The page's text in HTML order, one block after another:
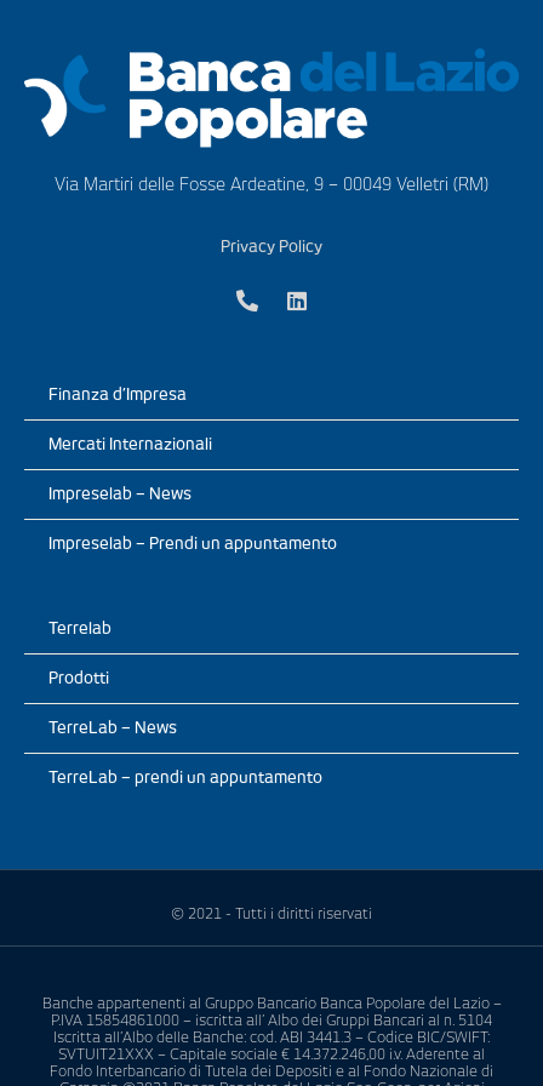
Via Martiri delle Fosse Ardeatine, 9 – 00049 Velletri (RM)
Privacy Policy
Finanza d’Impresa
Mercati Internazionali
Impreselab – News
Impreselab – Prendi un appuntamento
Terrelab
Prodotti
TerreLab – News
TerreLab – prendi un appuntamento
© 2021 - Tutti i diritti riservati
Banche appartenenti al Gruppo Bancario Banca Popolare del Lazio –
P.IVA 15854861000 – iscritta all’ Albo dei Gruppi Bancari al n. 5104
Iscritta all’Albo delle Banche: cod. ABI 3441.3 – Codice BIC/SWIFT:
SVTUIT21XXX – Capitale sociale € 14.372.246,00 i.v. Aderente al
Fondo Interbancario di Tutela dei Depositi e al Fondo Nazionale di